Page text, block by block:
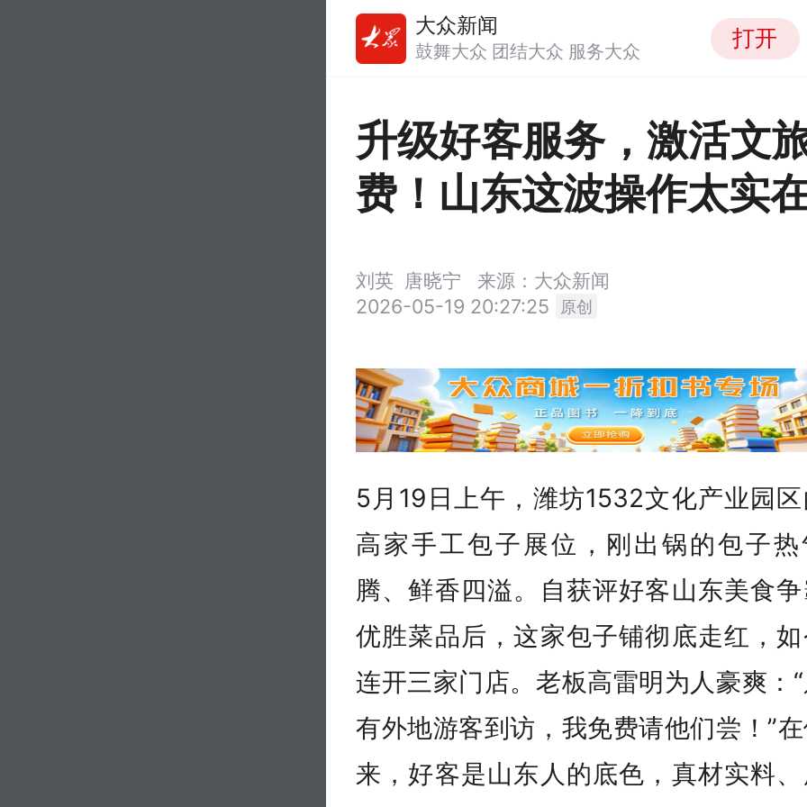
大众新闻
鼓舞大众 团结大众 服务大众 打开
升级好客服务，激活文
费！山东这波操作太实
刘英 唐晓宁
来源：大众新闻
2026-05-19 20:27:25
原创
5月19日上午，潍坊1532文化产业园
高家手工包子展位，刚出锅的包子热
腾、鲜香四溢。自获评好客山东美食
优胜菜品后，这家包子铺彻底走红，
连开三家门店。老板高雷明为人豪爽：
有外地游客到访，我免费请他们尝！”
来，好客是山东人的底色，真材实料